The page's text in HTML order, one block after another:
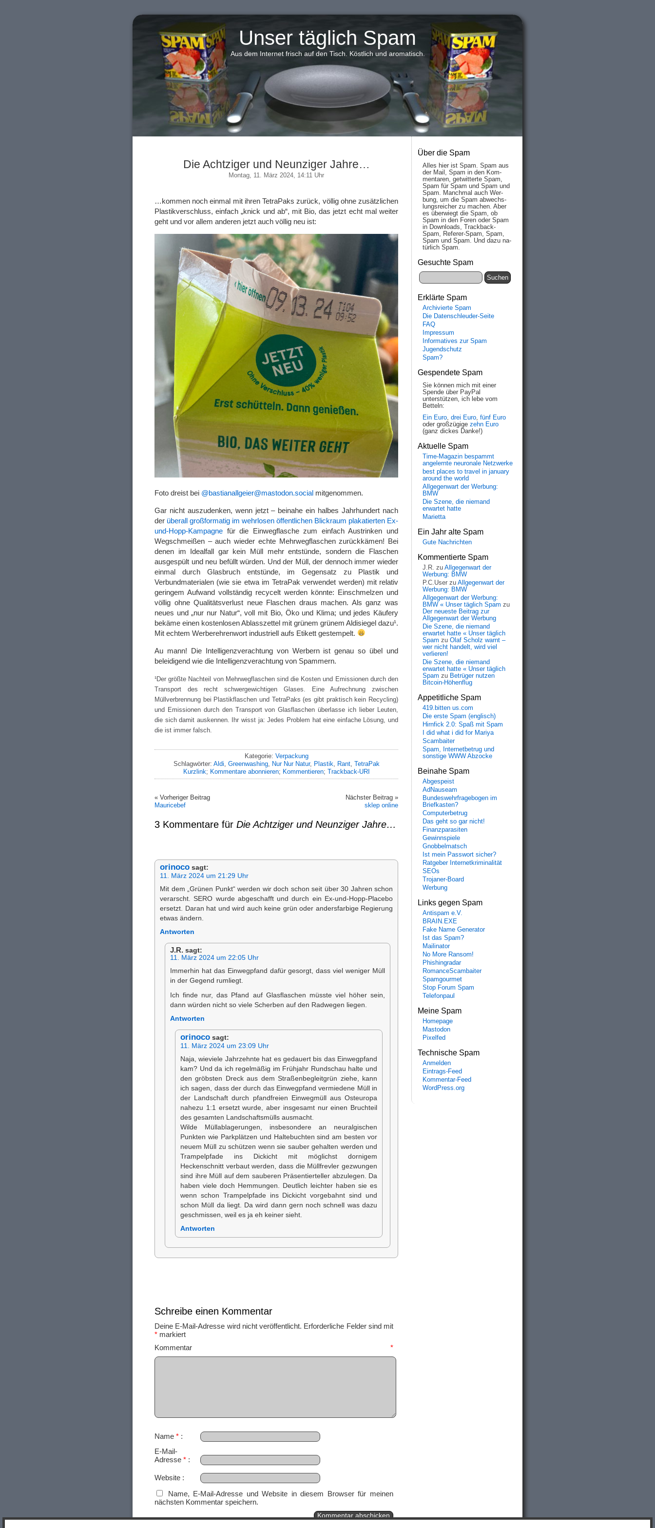
Unser täglich Spam
Aus dem Internet frisch auf den Tisch. Köstlich und aromatisch.
Die Achtziger und Neunziger Jahre…
Montag, 11. März 2024, 14:11 Uhr
…kommen noch einmal mit ihren TetraPaks zurück, völlig ohne zusätzlichen
Plastikverschluss, einfach „knick und ab“, mit Bio, das jetzt echt mal weiter
geht und vor allem anderen jetzt auch völlig neu ist:
Foto dreist bei @bastianallgeier@mastodon.social mitgenommen.
Gar nicht auszudenken, wenn jetzt – beinahe ein halbes Jahrhundert nach
der überall großformatig im wehrlosen öffentlichen Blickraum plakatierten Ex-
und-Hopp-Kampagne für die Einwegflasche zum einfach Austrinken und
Wegschmeißen – auch wieder echte Mehrwegflaschen zurückkämen! Bei
denen im Idealfall gar kein Müll mehr entstünde, sondern die Flaschen
ausgespült und neu befüllt würden. Und der Müll, der dennoch immer wieder
einmal durch Glasbruch entstünde, im Gegensatz zu Plastik und
Verbundmaterialen (wie sie etwa im TetraPak verwendet werden) mit relativ
geringem Aufwand vollständig recycelt werden könnte: Einschmelzen und
völlig ohne Qualitätsverlust neue Flaschen draus machen. Als ganz was
neues und „nur nur Natur“, voll mit Bio, Öko und Klima; und jedes Käufery
bekäme einen kostenlosen Ablasszettel mit grünem grünem Aldisiegel dazu¹.
Mit echtem Werberehrenwort industriell aufs Etikett gestempelt.
Au mann! Die Intelligenzverachtung von Werbern ist genau so übel und
beleidigend wie die Intelligenzverachtung von Spammern.
¹Der größte Nachteil von Mehrwegflaschen sind die Kosten und Emissionen durch den
Transport des recht schwergewichtigen Glases. Eine Aufrechnung zwischen
Müllverbrennung bei Plastikflaschen und TetraPaks (es gibt praktisch kein Recycling)
und Emissionen durch den Transport von Glasflaschen überlasse ich lieber Leuten,
die sich damit auskennen. Ihr wisst ja: Jedes Problem hat eine einfache Lösung, und
die ist immer falsch.
Kategorie: Verpackung
Schlagwörter: Aldi, Greenwashing, Nur Nur Natur, Plastik, Rant, TetraPak
Kurzlink; Kommentare abonnieren; Kommentieren; Trackback-URI
« Vorheriger Beitrag
Mauricebef
Nächster Beitrag »
sklep online
3 Kommentare für Die Achtziger und Neunziger Jahre…
orinoco sagt:
11. März 2024 um 21:29 Uhr
Mit dem „Grünen Punkt“ werden wir doch schon seit über 30 Jahren schon
verarscht. SERO wurde abgeschafft und durch ein Ex-und-Hopp-Placebo
ersetzt. Daran hat und wird auch keine grün oder andersfarbige Regierung
etwas ändern.
Antworten
J.R. sagt:
11. März 2024 um 22:05 Uhr
Immerhin hat das Einwegpfand dafür gesorgt, dass viel weniger Müll
in der Gegend rumliegt.
Ich finde nur, das Pfand auf Glasflaschen müsste viel höher sein,
dann würden nicht so viele Scherben auf den Radwegen liegen.
Antworten
orinoco sagt:
11. März 2024 um 23:09 Uhr
Naja, wieviele Jahrzehnte hat es gedauert bis das Einwegpfand
kam? Und da ich regelmäßig im Frühjahr Rundschau halte und
den gröbsten Dreck aus dem Straßenbegleitgrün ziehe, kann
ich sagen, dass der durch das Einwegpfand vermiedene Müll in
der Landschaft durch pfandfreien Einwegmüll aus Osteuropa
nahezu 1:1 ersetzt wurde, aber insgesamt nur einen Bruchteil
des gesamten Landschaftsmülls ausmacht.
Wilde Müllablagerungen, insbesondere an neuralgischen
Punkten wie Parkplätzen und Haltebuchten sind am besten vor
neuem Müll zu schützen wenn sie sauber gehalten werden und
Trampelpfade ins Dickicht mit möglichst dornigem
Heckenschnitt verbaut werden, dass die Müllfrevler gezwungen
sind ihre Müll auf dem sauberen Präsentierteller abzulegen. Da
haben viele doch Hemmungen. Deutlich leichter haben sie es
wenn schon Trampelpfade ins Dickicht vorgebahnt sind und
schon Müll da liegt. Da wird dann gern noch schnell was dazu
geschmissen, weil es ja eh keiner sieht.
Antworten
Schreibe einen Kommentar
Deine E-Mail-Adresse wird nicht veröffentlicht. Erforderliche Felder sind mit
* markiert
Kommentar *
Name *
E-Mail-
Adresse *
Website
Name, E-Mail-Adresse und Website in diesem Browser für meinen
nächsten Kommentar speichern.
Über die Spam
Alles hier ist Spam. Spam aus
der Mail, Spam in den Kom­
men­taren, ge­twit­ter­te Spam,
Spam für Spam und Spam und
Spam. Manch­mal auch Wer­
bung, um die Spam ab­wechs­
lungs­reich­er zu mach­en. Aber
es über­wiegt die Spam, ob
Spam in den Fo­ren oder Spam
in Down­loads, Track­back-
Spam, Re­fe­rer-Spam, Spam,
Spam und Spam. Und da­zu na­
tür­lich Spam.
Gesuchte Spam
Erklärte Spam
Archivierte Spam
Die Datenschleuder-Seite
FAQ
Impressum
Informatives zur Spam
Jugendschutz
Spam?
Gespendete Spam
Sie können mich mit einer
Spende über PayPal
unterstützen, ich lebe vom
Betteln:
Ein Euro, drei Euro, fünf Euro
oder großzügige zehn Euro
(ganz dickes Danke!)
Aktuelle Spam
Time-Magazin bespammt
angelernte neuronale Netzwerke
best places to travel in january
around the world
Allgegenwart der Werbung:
BMW
Die Szene, die niemand
erwartet hatte
Marietta
Ein Jahr alte Spam
Gute Nachrichten
Kommentierte Spam
J.R. zu Allgegenwart der
Werbung: BMW
P.C.User zu Allgegenwart der
Werbung: BMW
Allgegenwart der Werbung:
BMW « Unser täglich Spam zu
Der neueste Beitrag zur
Allgegenwart der Werbung
Die Szene, die niemand
erwartet hatte « Unser täglich
Spam zu Olaf Scholz warnt –
wer nicht handelt, wird viel
verlieren!
Die Szene, die niemand
erwartet hatte « Unser täglich
Spam zu Betrüger nutzen
Bitcoin-Höhenflug
Appetitliche Spam
419.bitten us.com
Die erste Spam (englisch)
Hirnfick 2.0: Spaß mit Spam
I did what i did for Mariya
Scambaiter
Spam, Internetbetrug und
sonstige WWW Abzocke
Beinahe Spam
Abgespeist
AdNauseam
Bundeswehrfragebogen im
Briefkasten?
Computerbetrug
Das geht so gar nicht!
Finanzparasiten
Gewinnspiele
Gnobbelmatsch
Ist mein Passwort sicher?
Ratgeber Internetkriminalität
SEOs
Trojaner-Board
Werbung
Links gegen Spam
Antispam e.V.
BRAIN.EXE
Fake Name Generator
Ist das Spam?
Mailinator
No More Ransom!
Phishingradar
RomanceScambaiter
Spamgourmet
Stop Forum Spam
Telefonpaul
Meine Spam
Homepage
Mastodon
Pixelfed
Technische Spam
Anmelden
Eintrags-Feed
Kommentar-Feed
WordPress.org